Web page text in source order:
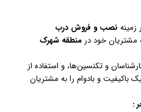
نصب و فروش درب
خود در منطقه شهرک
و تکنسین‌ها، و استفاده از
باکیفیت و بادوام را به مشتریان
: